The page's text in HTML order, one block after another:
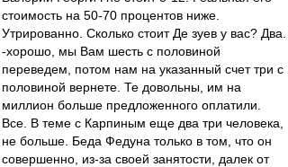
стоимость на 50-70 процентов ниже.
Утрированно. Сколько стоит Де зуев у вас? Два.
-хорошо, мы Вам шесть с половиной
переведем, потом нам на указанный счет три с
половиной вернете. Те довольны, им на
миллион больше предложенного оплатили.
Все. В теме с Карпиным еще два три человека,
не больше. Беда Федуна только в том, что он
совершенно, из-за своей занятости, далек от